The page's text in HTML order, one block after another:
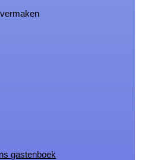
gastenboek